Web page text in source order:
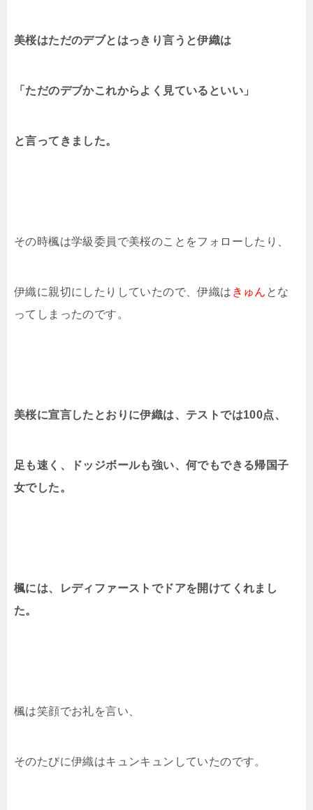
美桜はただのデブとはっきり言うと伊織は
「ただのデブかこれから よく見ているといい」
と言ってきました。
その時楓は学級委員で美桜のことをフォローしたり、
伊織に親切にしたりしていたので、伊織は きゅん とな
ってしまったのです。
美桜に宣言したとおりに伊織は、テストでは100点、
足も速く、ドッジボールも強い、何でもできる帰国子
女でした。
楓には、レディファーストでドアを開けてくれまし
た。
楓は笑顔でお礼を言い、
そのたびに伊織はキュンキュンしていたのです。